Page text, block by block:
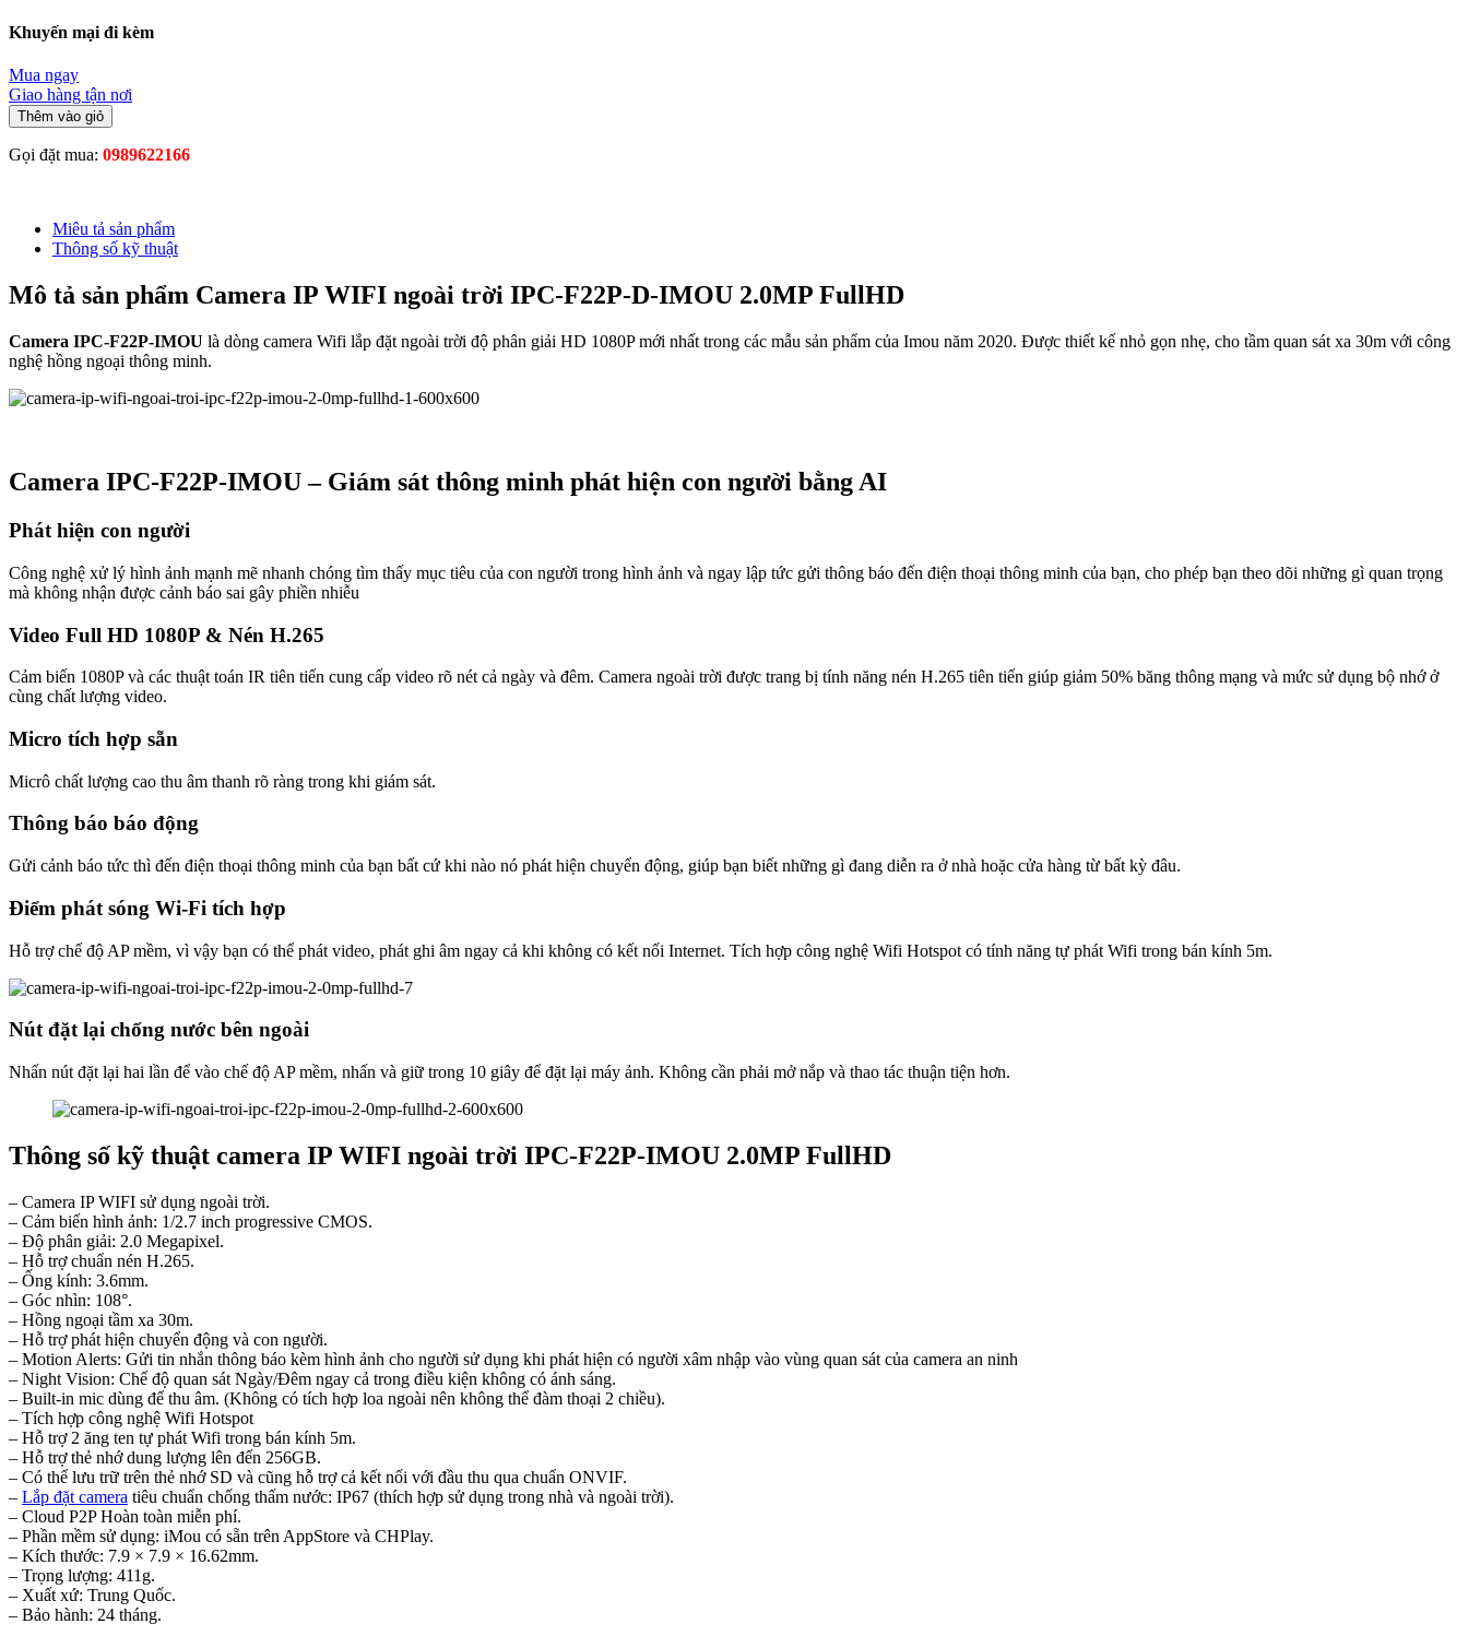
Khuyến mại đi kèm
Mua ngay
Giao hàng tận nơi
Thêm vào giỏ
Gọi đặt mua: 0989622166
Miêu tả sản phẩm
Thông số kỹ thuật
Mô tả sản phẩm Camera IP WIFI ngoài trời IPC-F22P-D-IMOU 2.0MP FullHD
Camera IPC-F22P-IMOU là dòng camera Wifi lắp đặt ngoài trời độ phân giải HD 1080P mới nhất trong các mẫu sản phẩm của Imou năm 2020. Được thiết kế nhỏ gọn nhẹ, cho tầm quan sát xa 30m với công
nghệ hồng ngoại thông minh.
Camera IPC-F22P-IMOU – Giám sát thông minh phát hiện con người bằng AI
Phát hiện con người
Công nghệ xử lý hình ảnh mạnh mẽ nhanh chóng tìm thấy mục tiêu của con người trong hình ảnh và ngay lập tức gửi thông báo đến điện thoại thông minh của bạn, cho phép bạn theo dõi những gì quan trọng
mà không nhận được cảnh báo sai gây phiền nhiễu
Video Full HD 1080P & Nén H.265
Cảm biến 1080P và các thuật toán IR tiên tiến cung cấp video rõ nét cả ngày và đêm. Camera ngoài trời được trang bị tính năng nén H.265 tiên tiến giúp giảm 50% băng thông mạng và mức sử dụng bộ nhớ ở
cùng chất lượng video.
Micro tích hợp sẵn
Micrô chất lượng cao thu âm thanh rõ ràng trong khi giám sát.
Thông báo báo động
Gửi cảnh báo tức thì đến điện thoại thông minh của bạn bất cứ khi nào nó phát hiện chuyển động, giúp bạn biết những gì đang diễn ra ở nhà hoặc cửa hàng từ bất kỳ đâu.
Điểm phát sóng Wi-Fi tích hợp
Hỗ trợ chế độ AP mềm, vì vậy bạn có thể phát video, phát ghi âm ngay cả khi không có kết nối Internet. Tích hợp công nghệ Wifi Hotspot có tính năng tự phát Wifi trong bán kính 5m.
Nút đặt lại chống nước bên ngoài
Nhấn nút đặt lại hai lần để vào chế độ AP mềm, nhấn và giữ trong 10 giây để đặt lại máy ảnh. Không cần phải mở nắp và thao tác thuận tiện hơn.
Thông số kỹ thuật camera IP WIFI ngoài trời IPC-F22P-IMOU 2.0MP FullHD
– Camera IP WIFI sử dụng ngoài trời.
– Cảm biến hình ảnh: 1/2.7 inch progressive CMOS.
– Độ phân giải: 2.0 Megapixel.
– Hỗ trợ chuẩn nén H.265.
– Ống kính: 3.6mm.
– Góc nhìn: 108°.
– Hồng ngoại tầm xa 30m.
– Hỗ trợ phát hiện chuyển động và con người.
– Motion Alerts: Gửi tin nhắn thông báo kèm hình ảnh cho người sử dụng khi phát hiện có người xâm nhập vào vùng quan sát của camera an ninh
– Night Vision: Chế độ quan sát Ngày/Đêm ngay cả trong điều kiện không có ánh sáng.
– Built-in mic dùng để thu âm. (Không có tích hợp loa ngoài nên không thể đàm thoại 2 chiều).
– Tích hợp công nghệ Wifi Hotspot
– Hỗ trợ 2 ăng ten tự phát Wifi trong bán kính 5m.
– Hỗ trợ thẻ nhớ dung lượng lên đến 256GB.
– Có thể lưu trữ trên thẻ nhớ SD và cũng hỗ trợ cả kết nối với đầu thu qua chuẩn ONVIF.
– Lắp đặt camera tiêu chuẩn chống thấm nước: IP67 (thích hợp sử dụng trong nhà và ngoài trời).
– Cloud P2P Hoàn toàn miễn phí.
– Phần mềm sử dụng: iMou có sẵn trên AppStore và CHPlay.
– Kích thước: 7.9 × 7.9 × 16.62mm.
– Trọng lượng: 411g.
– Xuất xứ: Trung Quốc.
– Bảo hành: 24 tháng.